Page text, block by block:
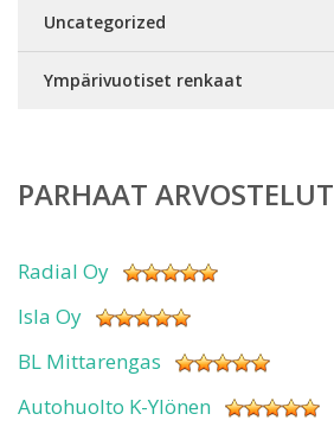
Uncategorized
Ympärivuotiset renkaat
PARHAAT ARVOSTELUT
Radial Oy
Isla Oy
BL Mittarengas
Autohuolto K-Ylönen